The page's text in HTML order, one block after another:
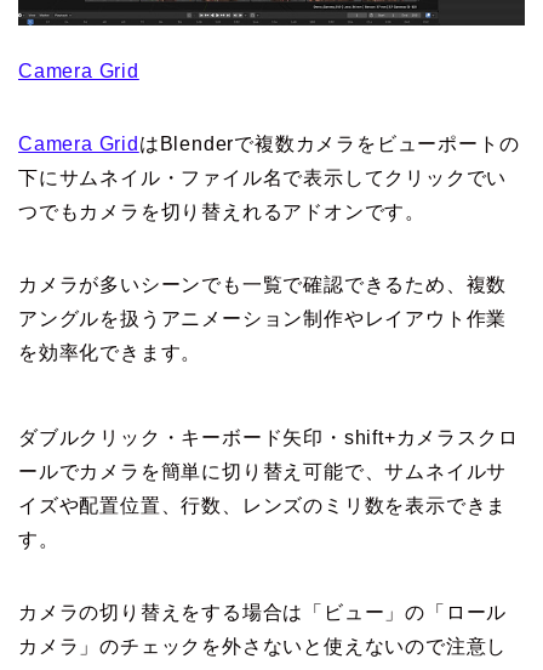
Camera Grid
Camera Grid はBlenderで複数カメラをビューポートの
下にサムネイル・ファイル名で表示してクリックでい
つでもカメラを切り替えれるアドオンです。
カメラが多いシーンでも一覧で確認できるため、複数
アングルを扱うアニメーション制作やレイアウト作業
を効率化できます。
ダブルクリック・キーボード矢印・shift+カメラスクロ
ールでカメラを簡単に切り替え可能で、サムネイルサ
イズや配置位置、行数、レンズのミリ数を表示できま
す。
カメラの切り替えをする場合は「ビュー」の「ロール
カメラ」のチェックを外さないと使えないので注意し